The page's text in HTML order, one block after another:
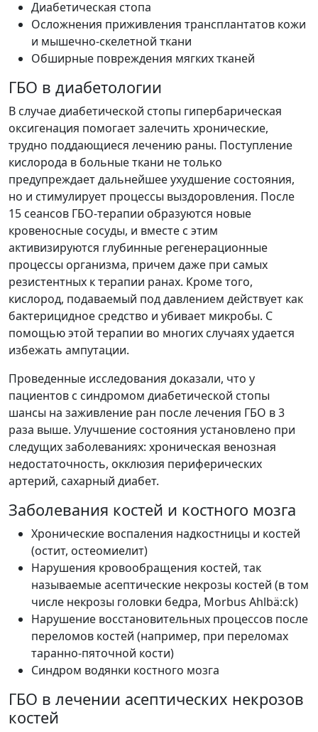
Диабетическая стопа
Осложнения приживления трансплантатов кожи
и мышечно-скелетной ткани
Обширные повреждения мягких тканей
ГБО в диабетологии
В случае диабетической стопы гипербарическая
оксигенация помогает залечить хронические,
трудно поддающиеся лечению раны. Поступление
кислорода в больные ткани не только
предупреждает дальнейшее ухудшение состояния,
но и стимулирует процессы выздоровления. После
15 сеансов ГБО-терапии образуются новые
кровеносные сосуды, и вместе с этим
активизируются глубинные регенерационные
процессы организма, причем даже при самых
резистентных к терапии ранах. Кроме того,
кислород, подаваемый под давлением действует как
бактерицидное средство и убивает микробы. С
помощью этой терапии во многих случаях удается
избежать ампутации.
Проведенные исследования доказали, что у
пациентов с синдромом диабетической стопы
шансы на заживление ран после лечения ГБО в 3
раза выше. Улучшение состояния установлено при
следущих заболеваниях: хроническая венозная
недостаточность, окклюзия периферических
артерий, сахарный диабет.
Заболевания костей и костного мозга
Хронические воспаления надкостницы и костей
(остит, остеомиелит)
Нарушения кровообращения костей, так
называемые асептические некрозы костей (в том
числе некрозы головки бедра, Morbus Ahlbä:ck)
Нарушение восстановительных процессов после
переломов костей (например, при переломах
таранно-пяточной кости)
Синдром водянки костного мозга
ГБО в лечении асептических некрозов
костей